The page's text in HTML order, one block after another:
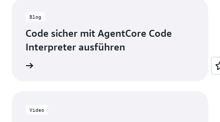
Blog
Code sicher mit AgentCore Code
Interpreter ausführen
Video